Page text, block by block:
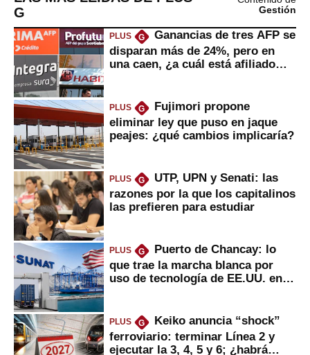
G
Gestión
PLUS G
Ganancias de tres AFP se
disparan más de 24%, pero en
una caen, ¿a cuál está afiliado
PLUS G
Fujimori propone
eliminar ley que puso en jaque
peajes: ¿qué cambios implicaría?
PLUS G
UTP, UPN y Senati: las
razones por la que los capitalinos
las prefieren para estudiar
PLUS G
Puerto de Chancay: lo
que trae la marcha blanca por
uso de tecnología de EE.UU. en
PLUS G
Keiko anuncia “shock”
ferroviario: terminar Línea 2 y
ejecutar la 3, 4, 5 y 6; ¿habrá